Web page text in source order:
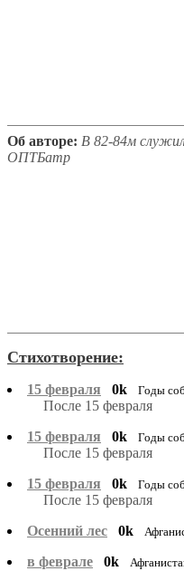
Об авторе: В 82-84м
ОПТБатр
Стихотворение:
15 февраля 0k Годы
После 15 февраля
15 февраля
0k Годы
После 15 февраля
15 февраля
0k Годы
После 15 февраля
Осенний лес
0k
в феврале 0k